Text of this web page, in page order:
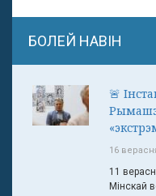
БОЛЕЙ НАВІН
🚨
16
11
Мінскай